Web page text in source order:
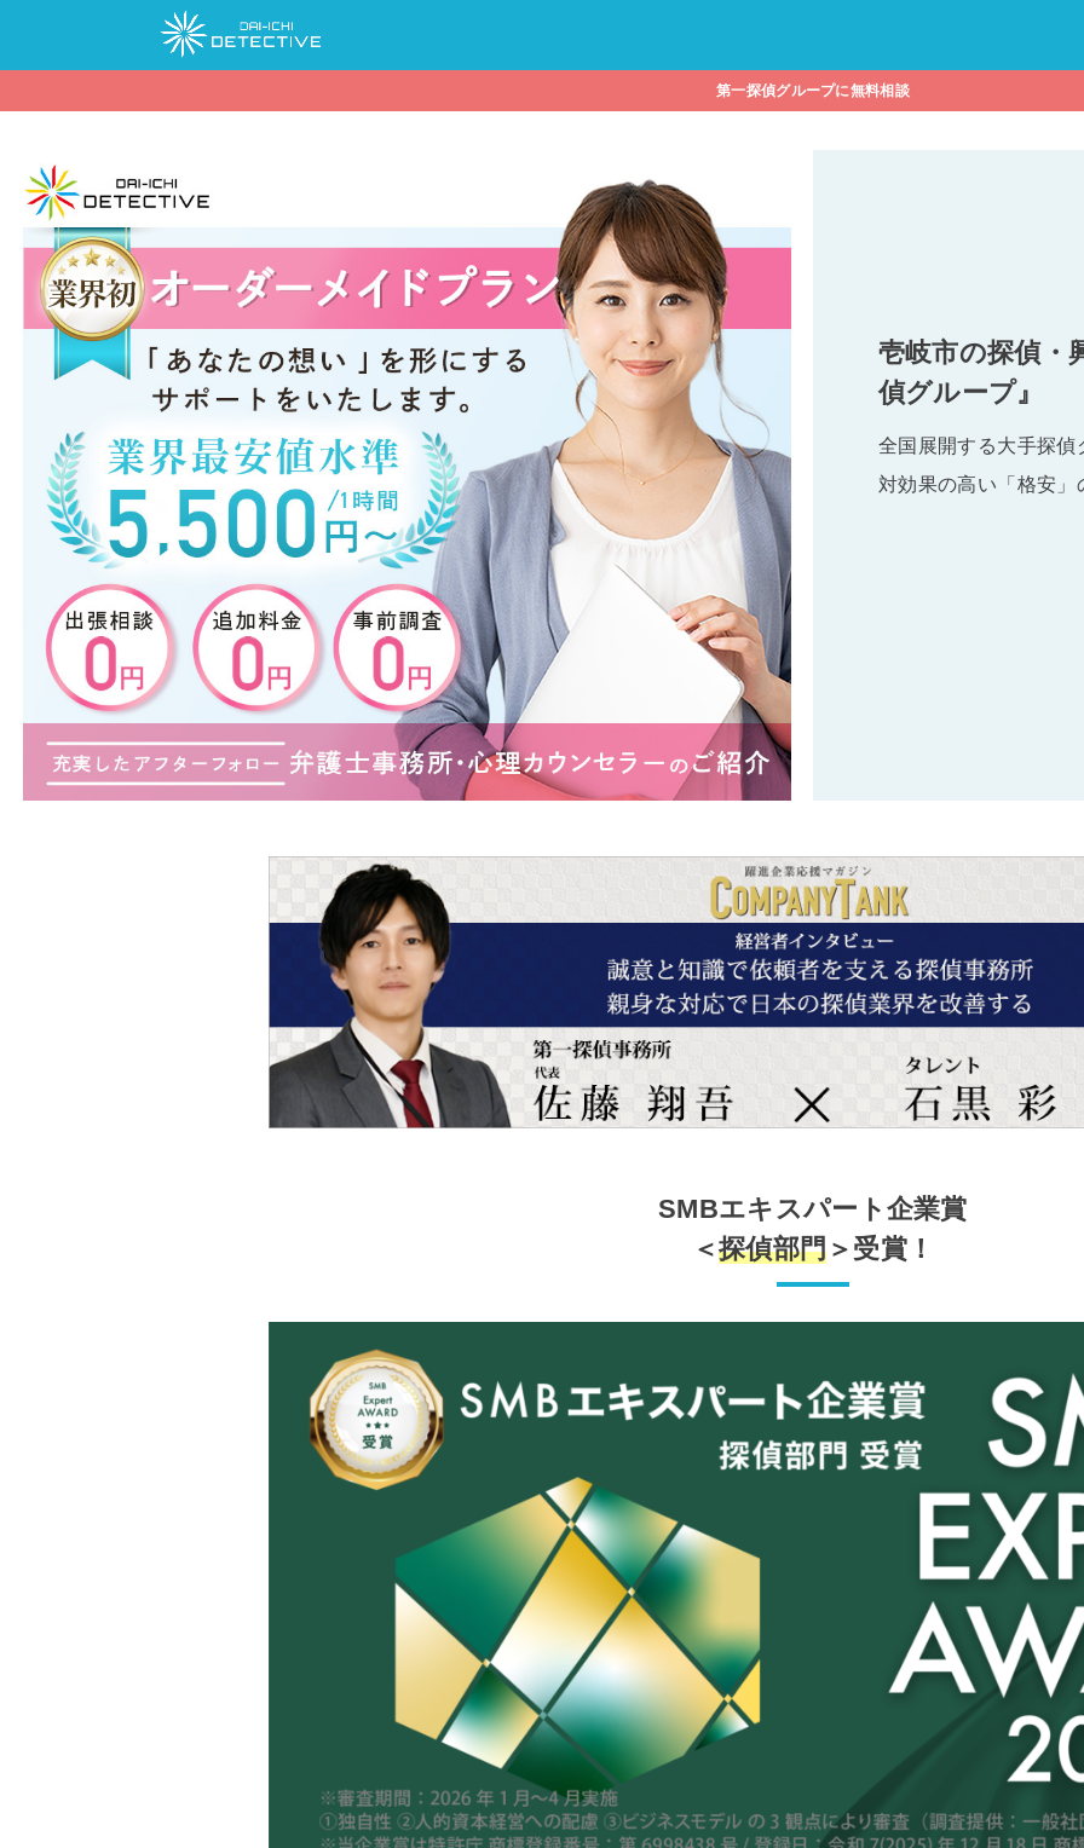
第一探偵グループに無料相談
壱岐市の探偵・
偵グループ』
全国展開する大手探
対効果の高い「格安」
SMBエキスパート企業賞
＜探偵部門 ＞受賞！